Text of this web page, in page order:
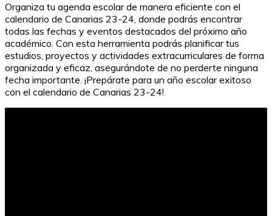
Organiza tu agenda escolar de manera eficiente con el
calendario de Canarias 23-24, donde podrás encontrar
todas las fechas y eventos destacados del próximo año
académico. Con esta herramienta podrás planificar tus
estudios, proyectos y actividades extracurriculares de forma
organizada y eficaz, asegurándote de no perderte ninguna
fecha importante. ¡Prepárate para un año escolar exitoso
con el calendario de Canarias 23-24!